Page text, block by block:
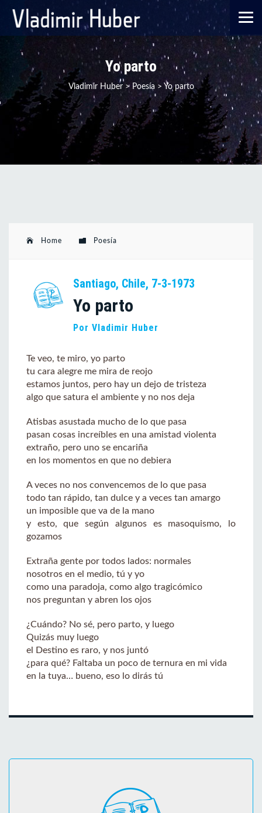
Yo parto
Vladimir Huber> Poesía > Yo parto
Home Poesía
Santiago, Chile, 7-3-1973
Yo parto
Por Vladimir Huber
Te veo, te miro, yo parto
tu cara alegre me mira de reojo
estamos juntos, pero hay un dejo de tristeza
algo que satura el ambiente y no nos deja
Atisbas asustada mucho de lo que pasa
pasan cosas increíbles en una amistad violenta
extraño, pero uno se encariña
en los momentos en que no debiera
A veces no nos convencemos de lo que pasa
todo tan rápido, tan dulce y a veces tan amargo
un imposible que va de la mano
y esto, que según algunos es masoquismo, lo
gozamos
Extraña gente por todos lados: normales
nosotros en el medio, tú y yo
como una paradoja, como algo tragicómico
nos preguntan y abren los ojos
¿Cuándo? No sé, pero parto, y luego
Quizás muy luego
el Destino es raro, y nos juntó
¿para qué? Faltaba un poco de ternura en mi vida
en la tuya… bueno, eso lo dirás tú